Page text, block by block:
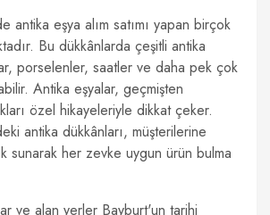
antika eşya alım satımı yapan birçok
Bu dükkânlarda çeşitli antika
porselenler, saatler ve daha pek çok
Antika eşyalar, geçmişten
özel hikayeleriyle dikkat çeker.
antika dükkânları, müşterilerine
sunarak her zevke uygun ürün bulma
ve alan yerler Bayburt'un tarihi